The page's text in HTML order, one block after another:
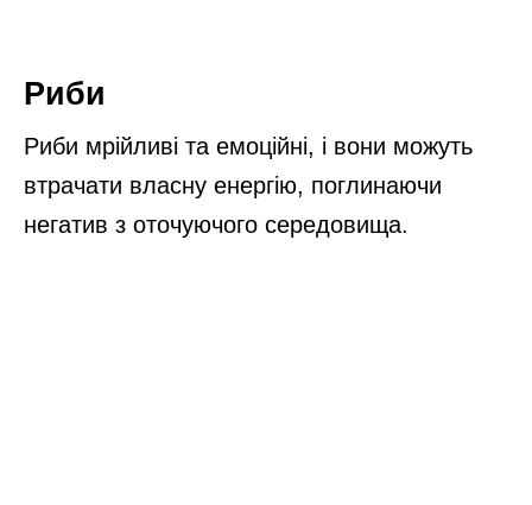
Риби
Риби мрійливі та емоційні, і вони можуть
втрачати власну енергію, поглинаючи
негатив з оточуючого середовища.